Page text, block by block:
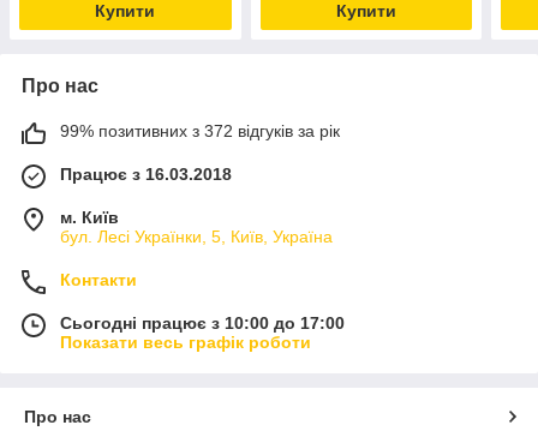
Купити Купити
Про нас
99% позитивних з 372 відгуків за рік
Працює з 16.03.2018
м. Київ
бул. Лесі Українки, 5, Київ, Україна
Контакти
Сьогодні працює з 10:00 до 17:00
Показати весь графік роботи
Про нас